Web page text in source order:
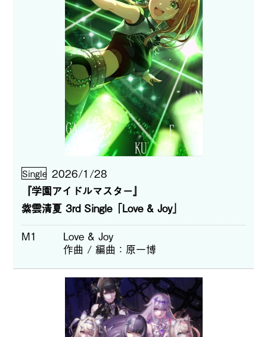
Single 2026/1/28
『学園アイドルマスター』
紫雲清夏 3rd Single「Love & Joy」
M1
Love & Joy
作曲 / 編曲
原一博